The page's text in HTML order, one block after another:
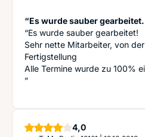
“Es wurde sauber
“Es wurde sauber gearbeitet!
Sehr nette Mitarbeiter, von
Fertigstellung
Alle Termine wurde zu 100%
”
4,0Sterne